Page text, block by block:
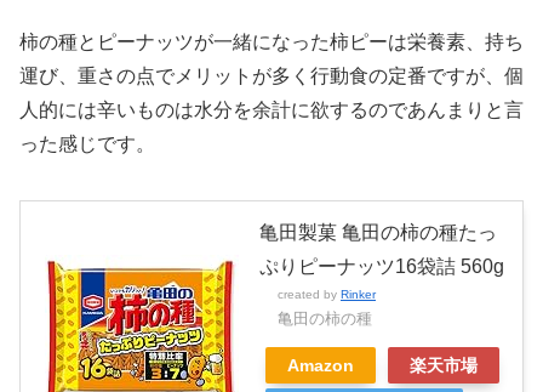
柿の種とピーナッツが一緒になった柿ピーは栄養素、持ち
運び、重さの点でメリットが多く行動食の定番ですが、個
人的には辛いものは水分を余計に欲するのであんまりと言
った感じです。
亀田製菓 亀田の柿の種たっ
ぷりピーナッツ16袋詰 560g
created by Rinker
亀田の柿の種
Amazon 楽天市場